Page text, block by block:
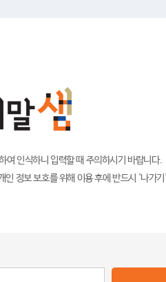
인식하니 입력할 때 주의하시기 바랍니다.
인 정보 보호를 위해 이용 후에 반드시 '나가